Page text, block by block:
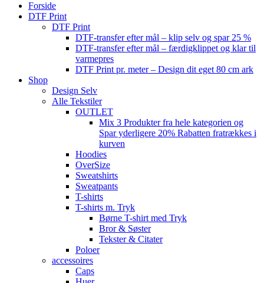
Forside
DTF Print
DTF Print
DTF-transfer efter mål – klip selv og spar 25 %
DTF-transfer efter mål – færdigklippet og klar til
varmepres
DTF Print pr. meter – Design dit eget 80 cm ark
Shop
Design Selv
Alle Tekstiler
OUTLET
Mix 3 Produkter fra hele kategorien og
Spar yderligere 20% Rabatten fratrækkes i
kurven
Hoodies
OverSize
Sweatshirts
Sweatpants
T-shirts
T-shirts m. Tryk
Børne T-shirt med Tryk
Bror & Søster
Tekster & Citater
Poloer
accessoires
Caps